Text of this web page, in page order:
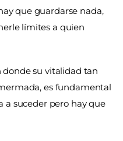
que guardarse nada,
límites a quien
donde su vitalidad tan
es fundamental
a suceder pero hay que